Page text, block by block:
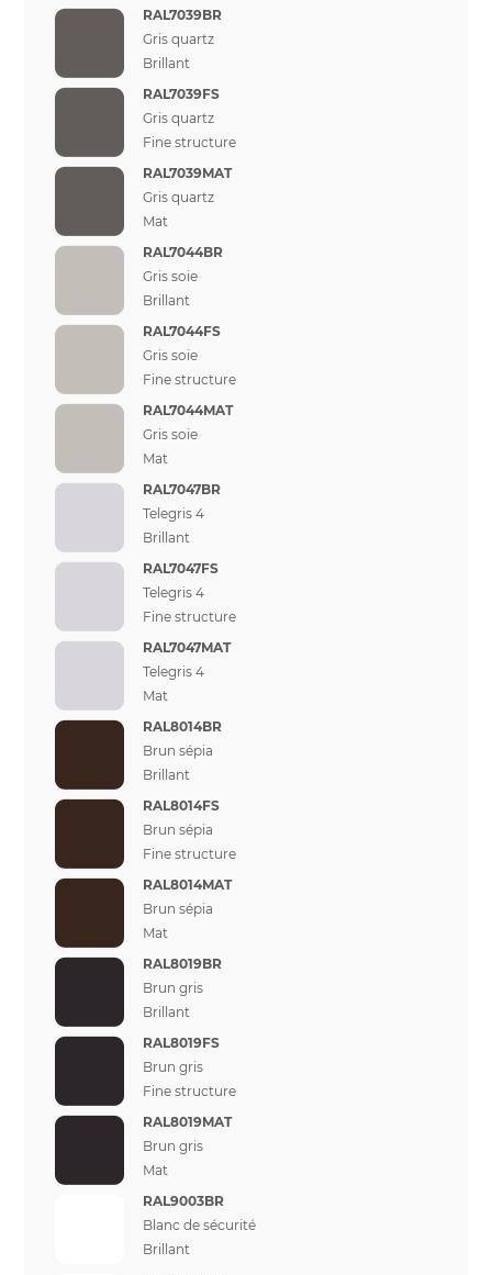
RAL7039BR
Gris quartz
Brillant
RAL7039FS
Gris quartz
Fine structure
RAL7039MAT
Gris quartz
Mat
RAL7044BR
Gris soie
Brillant
RAL7044FS
Gris soie
Fine structure
RAL7044MAT
Gris soie
Mat
RAL7047BR
Telegris 4
Brillant
RAL7047FS
Telegris 4
Fine structure
RAL7047MAT
Telegris 4
Mat
RAL8014BR
Brun sépia
Brillant
RAL8014FS
Brun sépia
Fine structure
RAL8014MAT
Brun sépia
Mat
RAL8019BR
Brun gris
Brillant
RAL8019FS
Brun gris
Fine structure
RAL8019MAT
Brun gris
Mat
RAL9003BR
Blanc de sécurité
Brillant